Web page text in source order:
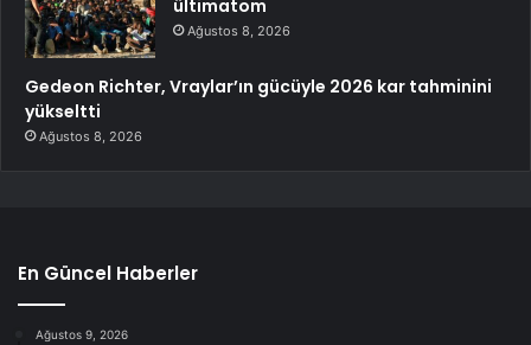
ültimatom
Ağustos 8, 2026
Gedeon Richter, Vraylar’ın gücüyle 2026 kar tahminini
yükseltti
Ağustos 8, 2026
En Güncel Haberler
Ağustos 9, 2026